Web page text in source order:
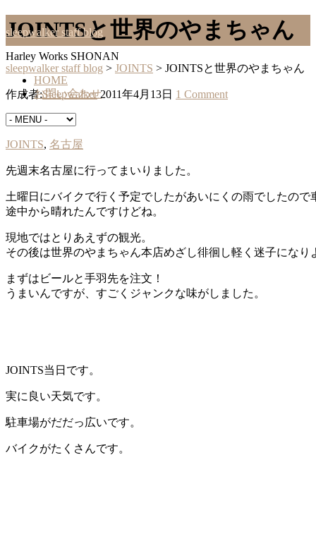
sleepwalker staff blog
Harley Works SHONAN
HOME
お問い合わせ
JOINTSと世界のやまちゃん
sleepwalker staff blog > JOINTS > JOINTSと世界のやまちゃん
作成者:Sleepwalker 2011年4月13日 1 Comment
JOINTS
JOINTS, 名古屋
先週末名古屋に行ってまいりました。
土曜日にバイクで行く予定でしたがあいにくの雨でしたので
途中から晴れたんですけどね。
現地ではとりあえずの観光。
その後は世界のやまちゃん本店めざし徘徊し軽く迷子になり
まずはビールと手羽先を注文！
うまいんですが、すごくジャンクな味がしました。
JOINTS当日です。
実に良い天気です。
駐車場がだだっ広いです。
バイクがたくさんです。